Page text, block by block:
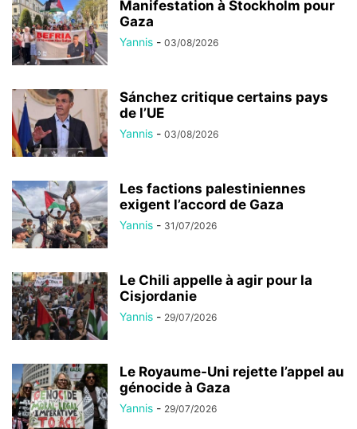
Manifestation à Stockholm pour
Gaza
Yannis - 03/08/2026
Sánchez critique certains pays
de l’UE
Yannis - 03/08/2026
Les factions palestiniennes
exigent l’accord de Gaza
Yannis - 31/07/2026
Le Chili appelle à agir pour la
Cisjordanie
Yannis - 29/07/2026
Le Royaume-Uni rejette l’appel au
génocide à Gaza
Yannis - 29/07/2026